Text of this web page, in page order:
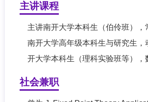
主讲课程
主讲南开大学本科生（伯伶班），
南开大学高年级本科生与研究生，
开大学本科生（理科实验班等），
社会兼职